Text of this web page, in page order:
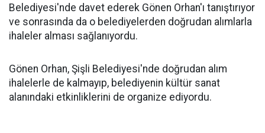
Belediyesi'nde davet ederek Gönen Orhan'ı tanıştırıyor
ve sonrasında da o belediyelerden doğrudan alımlarla
ihaleler alması sağlanıyordu.
Gönen Orhan, Şişli Belediyesi'nde doğrudan alım
ihalelerle de kalmayıp, belediyenin kültür sanat
alanındaki etkinliklerini de organize ediyordu.